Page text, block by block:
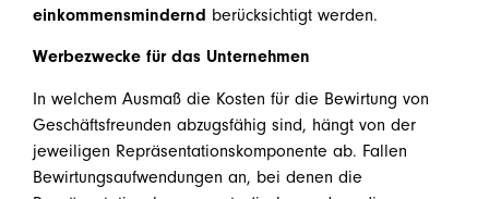
einkommensmindernd berücksichtigt werden.
Werbezwecke für das Unternehmen
In welchem Ausmaß die Kosten für die Bewirtung von
Geschäftsfreunden abzugsfähig sind, hängt von der
jeweiligen Repräsentationskomponente ab. Fallen
Bewirtungsaufwendungen an, bei denen die